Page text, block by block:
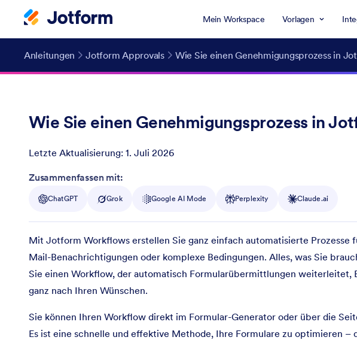
Mein Workspace Vorlagen
Anleitungen Jotform Approvals Wie Sie einen Genehmigungsprozess in
Wie Sie einen Genehmigungsprozess in
Letzte Aktualisierung: 1. Juli 2026
Post ID
Zusammenfassen mit:
ChatGPT Grok Google AI Mode Perplexity Claude.ai
Mit Jotform Workflows erstellen Sie ganz einfach automatisierte Prozesse
Mail-Benachrichtigungen oder komplexe Bedingungen. Alles, was Sie
Sie einen Workflow, der automatisch Formularübermittlungen weiterleitet,
ganz nach Ihren Wünschen.
Sie können Ihren Workflow direkt im Formular-Generator oder über die
Es ist eine schnelle und effektive Methode, Ihre Formulare zu optimieren –